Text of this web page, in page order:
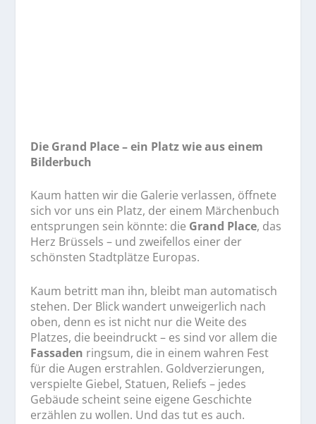
Die Grand Place – ein Platz wie aus einem
Bilderbuch
Kaum hatten wir die Galerie verlassen, öffnete
sich vor uns ein Platz, der einem Märchenbuch
entsprungen sein könnte: die Grand Place, das
Herz Brüssels – und zweifellos einer der
schönsten Stadtplätze Europas.
Kaum betritt man ihn, bleibt man automatisch
stehen. Der Blick wandert unweigerlich nach
oben, denn es ist nicht nur die Weite des
Platzes, die beeindruckt – es sind vor allem die
Fassaden ringsum, die in einem wahren Fest
für die Augen erstrahlen. Goldverzierungen,
verspielte Giebel, Statuen, Reliefs – jedes
Gebäude scheint seine eigene Geschichte
erzählen zu wollen. Und das tut es auch.